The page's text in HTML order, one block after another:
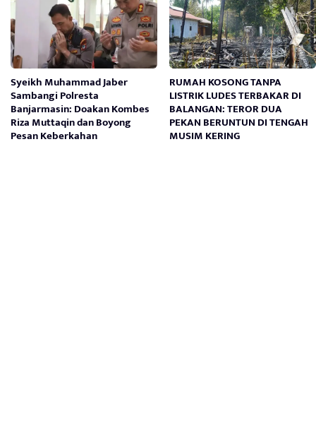
Syeikh Muhammad Jaber
Sambangi Polresta
Banjarmasin: Doakan Kombes
Riza Muttaqin dan Boyong
Pesan Keberkahan
RUMAH KOSONG TANPA
LISTRIK LUDES TERBAKAR DI
BALANGAN: TEROR DUA
PEKAN BERUNTUN DI TENGAH
MUSIM KERING